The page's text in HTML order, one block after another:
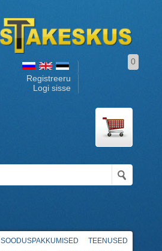
Registreeru
Logi sisse
0
SOODUSPAKKUMISED
TEENUSED